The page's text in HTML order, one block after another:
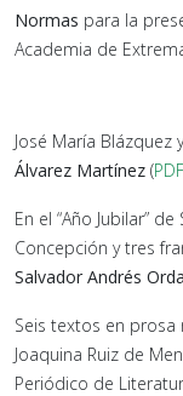
Normas para la
Academia de
José María Blázquez
Álvarez Martínez (PDF
En el “Año Jubilar”
Concepción y tres
Salvador Andrés
Seis textos en
Joaquina Ruiz de
Periódico de